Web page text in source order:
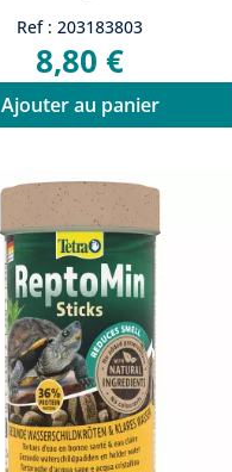
Ref : 203183803
8,80 €
Ajouter au panier